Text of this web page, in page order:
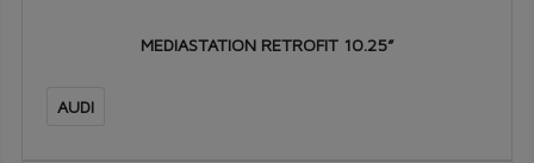
MEDIASTATION RETROFIT 10.25”
AUDI